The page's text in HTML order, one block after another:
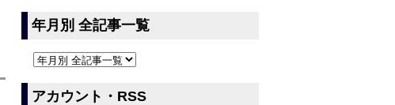
年月別 全記事一覧
アカウント・RSS